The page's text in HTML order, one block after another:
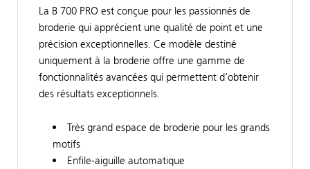
La B 700 PRO est conçue pour les passionnés de
broderie qui apprécient une qualité de point et une
précision exceptionnelles. Ce modèle destiné
uniquement à la broderie offre une gamme de
fonctionnalités avancées qui permettent d’obtenir
des résultats exceptionnels.
Très grand espace de broderie pour les grands
motifs
Enfile-aiguille automatique